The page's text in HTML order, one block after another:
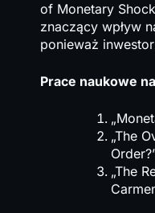
of Monetary
znaczący wpływ
ponieważ
Prace naukowe
„The
„The